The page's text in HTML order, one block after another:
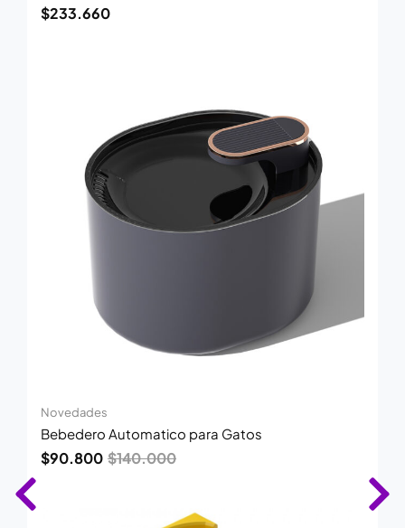
$233.660
Novedades
Bebedero Automatico para Gatos
$140.000
$90.800